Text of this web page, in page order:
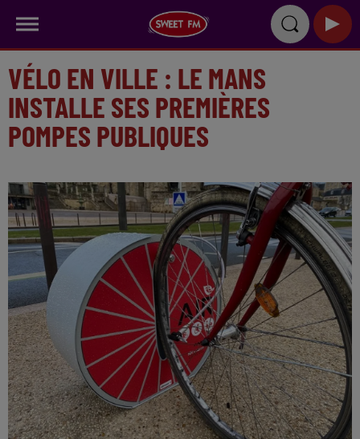
VÉLO EN VILLE : LE MANS
INSTALLE SES PREMIÈRES
POMPES PUBLIQUES